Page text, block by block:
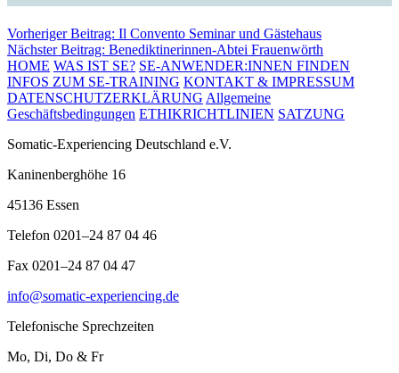
Beitragsnavigation
Vorheriger Beitrag: Il Convento Seminar und Gästehaus
Nächster Beitrag: Benediktinerinnen-Abtei Frauenwörth
HOME WAS IST SE? SE-ANWENDER:INNEN FINDEN
INFOS ZUM SE-TRAINING KONTAKT & IMPRESSUM
DATENSCHUTZERKLÄRUNG Allgemeine
Geschäftsbedingungen ETHIKRICHTLINIEN SATZUNG
Somatic-Experiencing Deutschland e.V.
Kaninenberghöhe 16
45136 Essen
Telefon 0201–24 87 04 46
Fax 0201–24 87 04 47
info@somatic-experiencing.de
Telefonische Sprechzeiten
Mo, Di, Do & Fr